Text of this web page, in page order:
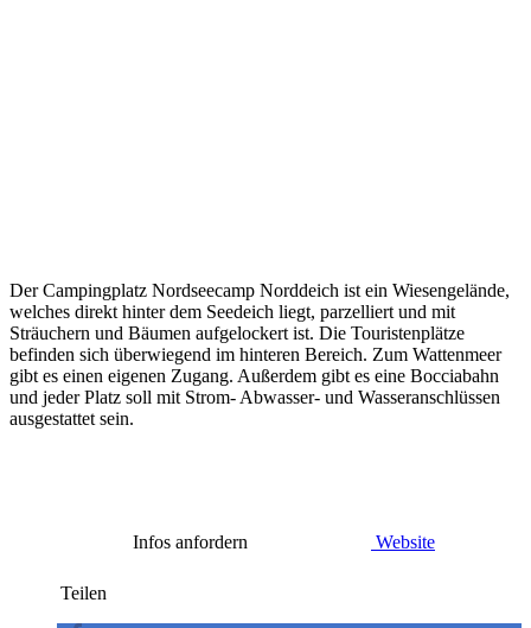
Der Campingplatz Nordseecamp Norddeich ist ein Wiesengelände,
welches direkt hinter dem Seedeich liegt, parzelliert und mit
Sträuchern und Bäumen aufgelockert ist. Die Touristenplätze
befinden sich überwiegend im hinteren Bereich. Zum Wattenmeer
gibt es einen eigenen Zugang. Außerdem gibt es eine Bocciabahn
und jeder Platz soll mit Strom- Abwasser- und Wasseranschlüssen
ausgestattet sein.
Infos anfordern Website
Teilen